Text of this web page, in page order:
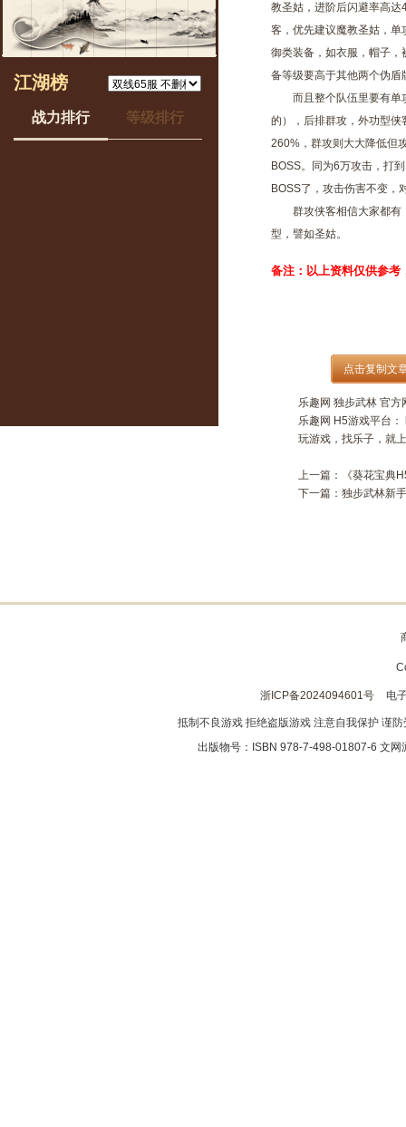
江湖榜
战力排行 等级排行
教圣姑，进阶后闪避率高
客，优先建议魔教圣姑，
御类装备，如衣服，帽子
备等级要高于其他两个伪盾
而且整个队伍里要有单攻
的），后排群攻，外功型
260%，群攻则大大降低但
BOSS。同为6万攻击，打
BOSS了，攻击伤害不变，
群攻侠客相信大家都有，
型，譬如圣姑。
备注：以上资料仅供参考
乐趣网独步武林 官方
乐趣网 H5游戏平台：
玩游戏，找乐子，就
上一篇：
《葵花宝典
下一篇：独步武林新
浙ICP备2024094601号 电
抵制不良游戏 拒绝盗版游戏 注意自我保护 谨
出版物号：ISBN 978-7-498-01807-6 文